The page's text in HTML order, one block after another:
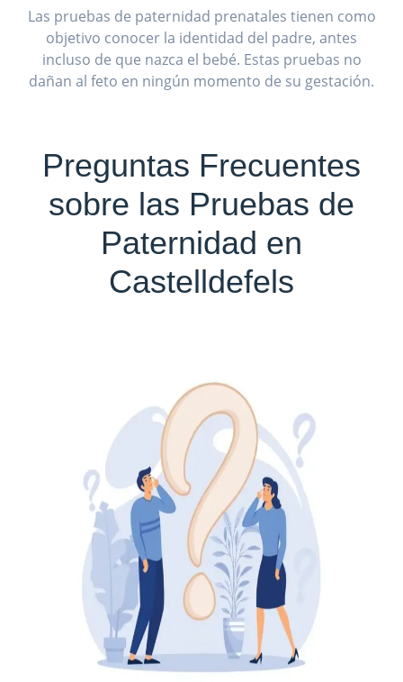
Las pruebas de paternidad prenatales tienen como
objetivo conocer la identidad del padre, antes
incluso de que nazca el bebé. Estas pruebas no
dañan al feto en ningún momento de su gestación.
Preguntas Frecuentes
sobre las Pruebas de
Paternidad en
Castelldefels